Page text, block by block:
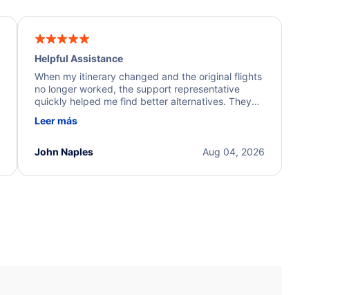
Helpful Assistance
When my itinerary changed and the original flights
no longer worked, the support representative
quickly helped me find better alternatives. They
beyond to resolve the issue. I'm grateful for the
Leer más
Aug 04, 2026
John Naples